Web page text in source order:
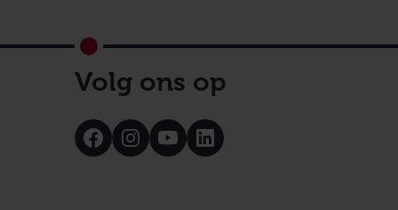
Volg ons op
Bezoek
onze
Bezoek
onze
Bezoek
onze
Bezoek
onze